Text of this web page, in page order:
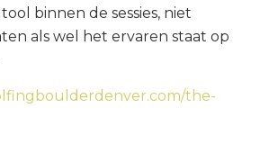
binnen de sessies, niet
als wel het ervaren staat op
the-